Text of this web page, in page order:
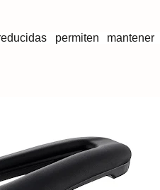
ducidas permiten